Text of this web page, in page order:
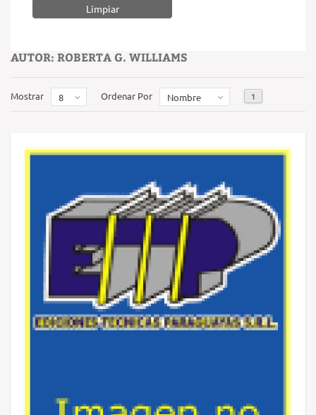
AUTOR: ROBERTA G. WILLIAMS
Mostrar 8 Ordenar Por Nombre 1